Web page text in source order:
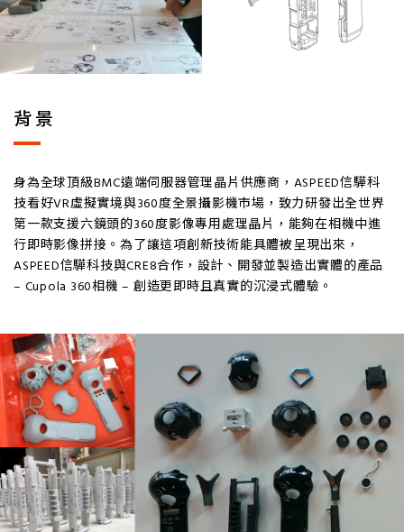
背景
身為全球頂級BMC遠端伺服器管理晶片供應商，ASPEED信驊科
技看好VR虛擬實境與360度全景攝影機市場，致力研發出全世界
第一款支援六鏡頭的360度影像專用處理晶片，能夠在相機中進
行即時影像拼接。為了讓這項創新技術能具體被呈現出來，
ASPEED信驊科技與CRE8合作，設計、開發並製造出實體的產品
– Cupola 360相機 – 創造更即時且真實的沉浸式體驗。